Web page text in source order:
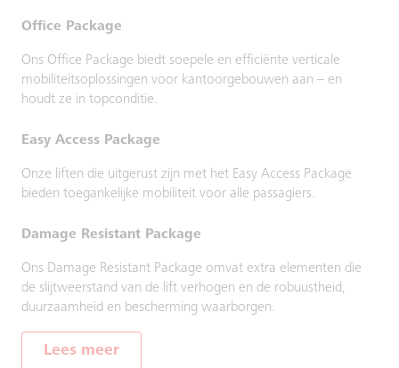
Office Package
Ons Office Package biedt soepele en efficiënte verticale
mobiliteitsoplossingen voor kantoorgebouwen aan – en
houdt ze in topconditie.
Easy Access Package
Onze liften die uitgerust zijn met het Easy Access Package
bieden toegankelijke mobiliteit voor alle passagiers.
Damage Resistant Package
Ons Damage Resistant Package omvat extra elementen die
de slijtweerstand van de lift verhogen en de robuustheid,
duurzaamheid en bescherming waarborgen.
Lees meer